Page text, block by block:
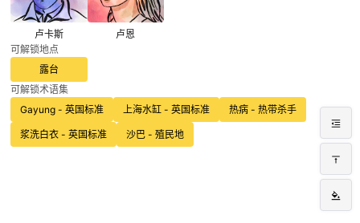
卢卡斯
卢恩
可解锁地点
露台
可解锁术语集
Gayung - 英国标准
上海水缸 - 英国标准 热病 - 热带杀手
浆洗白衣 - 英国标准 沙巴 - 殖民地